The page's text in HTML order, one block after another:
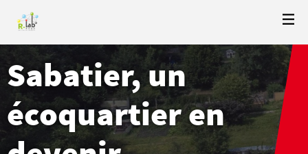
Sabatier, un
écoquartier en